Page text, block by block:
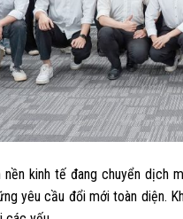
nền kinh tế đang chuyển dịch
yêu cầu đổi mới toàn diện.